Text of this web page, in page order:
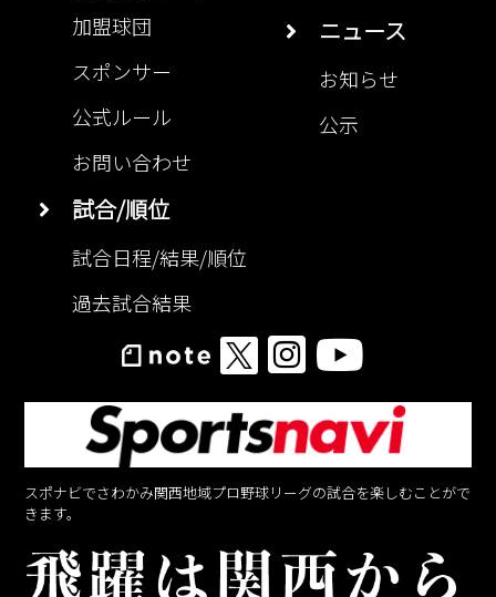
加盟球団
スポンサー
公式ルール
お問い合わせ
試合/順位
試合日程/結果/順位
過去試合結果
ニュース
お知らせ
公示
スポナビでさわかみ関西地域プロ野球リーグの試合を楽しむことがで
きます。